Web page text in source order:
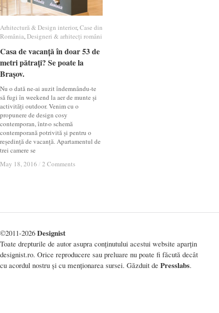
Arhitectură & Design interior,Case din
România,Designeri & arhitecți români
Casa de vacanță în doar 53 de
metri pătrați? Se poate la
Brașov.
Nu o dată ne-ai auzit îndemnându-te
să fugi în weekend la aer de munte și
activități outdoor. Venim cu o
propunere de design cosy
contemporan, într-o schemă
contemporană potrivită și pentru o
reședință de vacanță. Apartamentul de
trei camere se
May 18, 2016 / 2 Comments
Arhitectură & Design interior Case din
România Designeri & arhitecți români
Casa de vacanță în doar 53 de
metri pătrați? Se poate la
Brașov.
May 18, 2016 / 2 Comments
©2011-2026 Designist
Toate drepturile de autor asupra conținutului acestui website aparțin
designist.ro. Orice reproducere sau preluare nu poate fi făcută decât
cu acordul nostru și cu menționarea sursei. Găzduit de Presslabs.